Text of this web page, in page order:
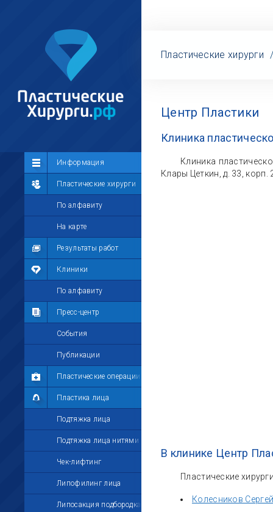
Информация
Пластические хирурги
По алфавиту
На карте
Результаты работ
Клиники
По алфавиту
Пресс-центр
События
Публикации
Пластические операции
Пластика лица
Подтяжка лица
Подтяжка лица нитями
Чек-лифтинг
Липофилинг лица
Липосакция подбородка
Сообщество
Лента
Участники
Мой профиль
Мои сообщения
Мои фотографии
Мои комментарии
Мои друзья
Моё избранное
Мои настройки
Пластические хирурги
Центр Пластики
Клиника
Клиника
Клары Цеткин, д. 33, корп.
В клинике Центр
Пластические
Колесников